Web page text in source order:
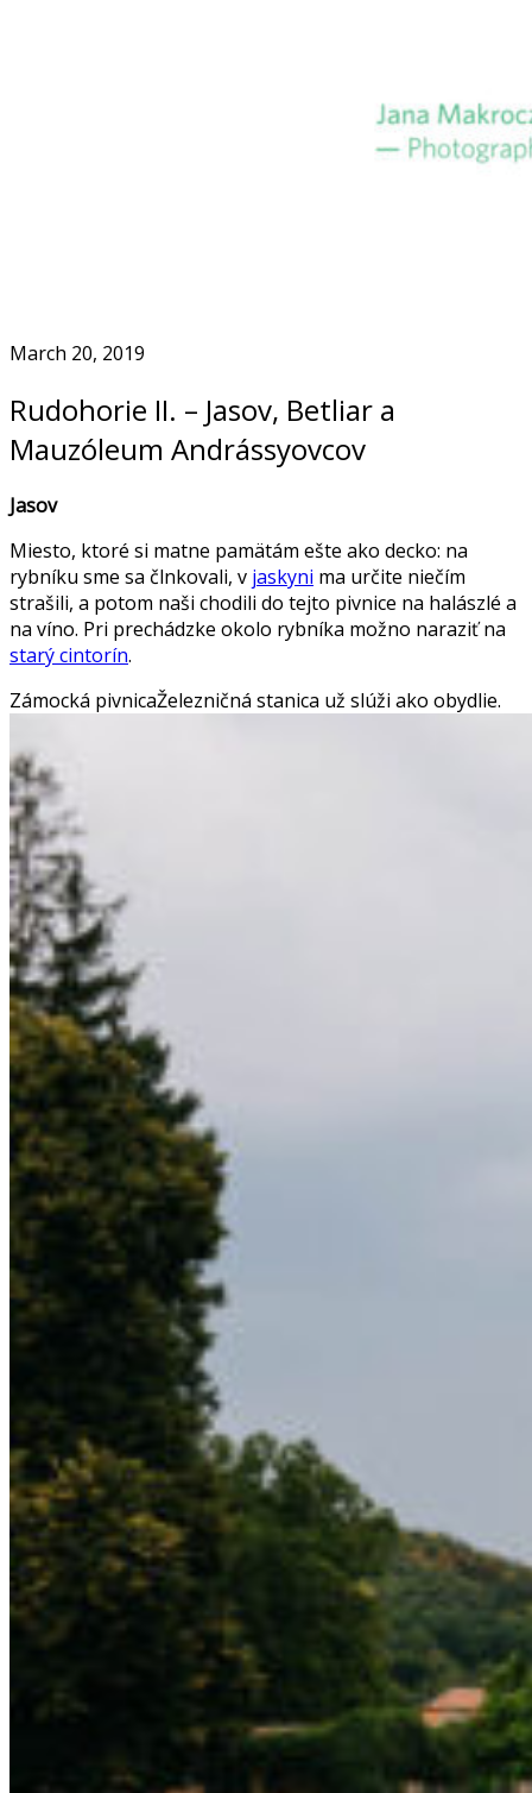
March 20, 2019
Rudohorie II. – Jasov, Betliar a
Mauzóleum Andrássyovcov
Jasov
Miesto, ktoré si matne pamätám ešte ako decko: na
rybníku sme sa člnkovali, v jaskyni ma určite niečím
strašili, a potom naši chodili do tejto pivnice na halászlé a
na víno. Pri prechádzke okolo rybníka možno naraziť na
starý cintorín.
Zámocká pivnicaŽelezničná stanica už slúži ako obydlie.